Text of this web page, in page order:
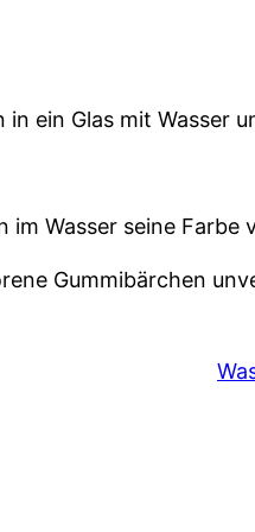
in ein Glas mit
im Wasser seine
Gummibärchen